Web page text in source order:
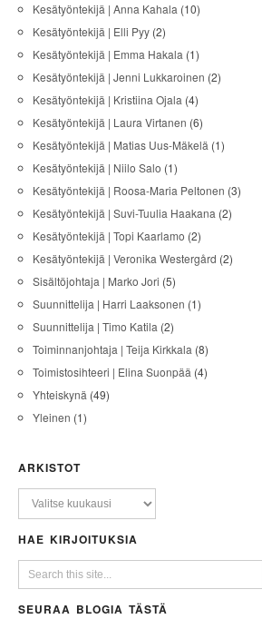
Kesätyöntekijä | Anna Kahala (10)
Kesätyöntekijä | Elli Pyy (2)
Kesätyöntekijä | Emma Hakala (1)
Kesätyöntekijä | Jenni Lukkaroinen (2)
Kesätyöntekijä | Kristiina Ojala (4)
Kesätyöntekijä | Laura Virtanen (6)
Kesätyöntekijä | Matias Uus-Mäkelä (1)
Kesätyöntekijä | Niilo Salo (1)
Kesätyöntekijä | Roosa-Maria Peltonen (3)
Kesätyöntekijä | Suvi-Tuulia Haakana (2)
Kesätyöntekijä | Topi Kaarlamo (2)
Kesätyöntekijä | Veronika Westergård (2)
Sisältöjohtaja | Marko Jori (5)
Suunnittelija | Harri Laaksonen (1)
Suunnittelija | Timo Katila (2)
Toiminnanjohtaja | Teija Kirkkala (8)
Toimistosihteeri | Elina Suonpää (4)
Yhteiskynä (49)
Yleinen (1)
ARKISTOT
HAE KIRJOITUKSIA
SEURAA BLOGIA TÄSTÄ